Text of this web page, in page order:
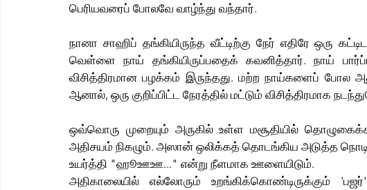
பெரியவரைப் போலவே வாழ்ந்து வந்தார்.
நானா சாஹிப் தங்கியிருந்த வீட்டிற்கு நேர் எதிரே ஒரு
வெள்ளை நாய் தங்கியிருப்பதைக் கவனித்தார். நாய்
விசித்திரமான பழக்கம் இருந்தது. மற்ற நாய்களைப் போல
ஆனால், ஒரு குறிப்பிட்ட நேரத்தில் மட்டும் விசித்திரமாக
ஒவ்வொரு முறையும் அருகில் உள்ள மசூதியில்
அதிசயம் நிகழும். அஸான் ஒலிக்கத் தொடங்கிய அடுத்த
உயர்த்தி "ஹூஊஊ..." என்று நீளமாக ஊளையிடும்.
அதிகாலையில் எல்லோரும் உறங்கிக்கொண்டிருக்கும்